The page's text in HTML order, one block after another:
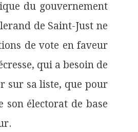
du gouvernement
de Saint-Just ne
de vote en faveur
qui a besoin de
sur sa liste, que pour
électorat de base